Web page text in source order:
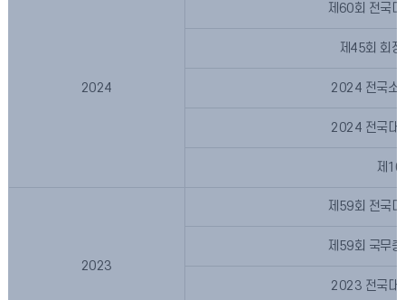
2024
제60회 전국
제45회 회
2024 전국소
2024 전국대
제
2023
제59회 전국
제59회 국무
2023 전국대